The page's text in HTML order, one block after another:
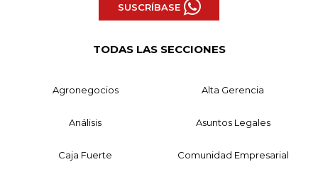
SUSCRÍBASE
TODAS LAS SECCIONES
Agronegocios Alta Gerencia
Análisis Asuntos Legales
Caja Fuerte Comunidad Empresarial